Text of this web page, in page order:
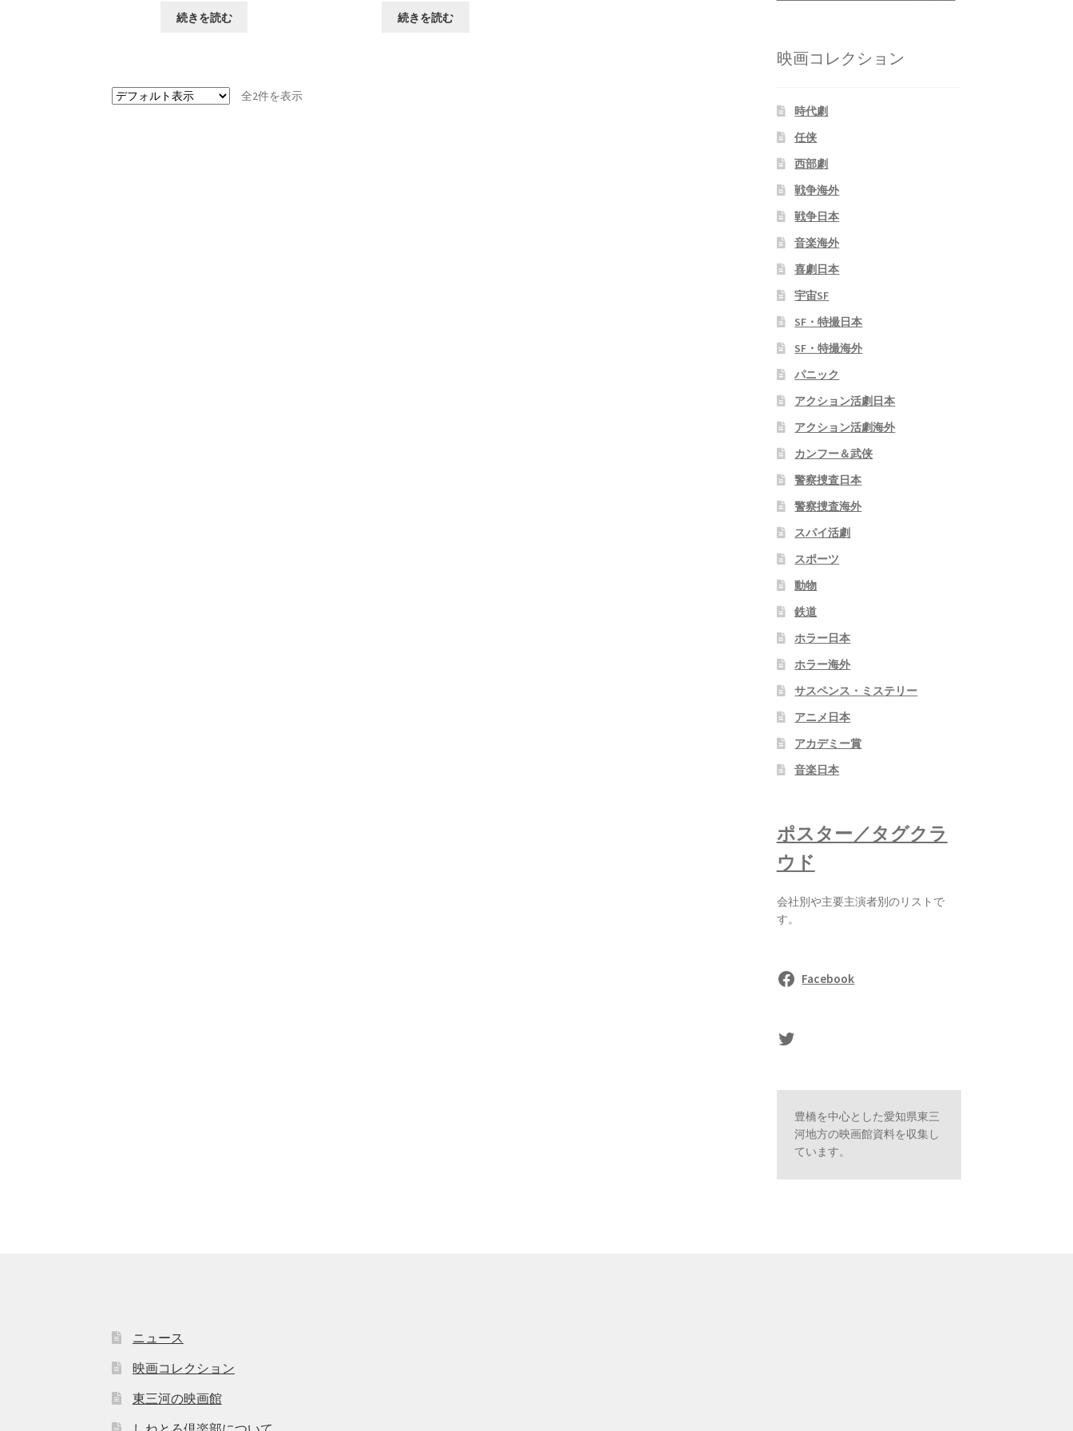
続きを読む 続きを読む
全2件を表示
映画コレクション
時代劇
任侠
西部劇
戦争海外
戦争日本
音楽海外
喜劇日本
宇宙SF
SF・特撮日本
SF・特撮海外
パニック
アクション活劇日本
アクション活劇海外
カンフー＆武侠
警察捜査日本
警察捜査海外
スパイ活劇
スポーツ
動物
鉄道
ホラー日本
ホラー海外
サスペンス・ミステリー
アニメ日本
アカデミー賞
音楽日本
ポスター／タグクラ
ウド
会社別や主要主演者別のリストで
す。
Facebook
sasaki's Twitter
豊橋を中心とした愛知県東三
河地方の映画館資料を収集し
ています。
ニュース
映画コレクション
東三河の映画館